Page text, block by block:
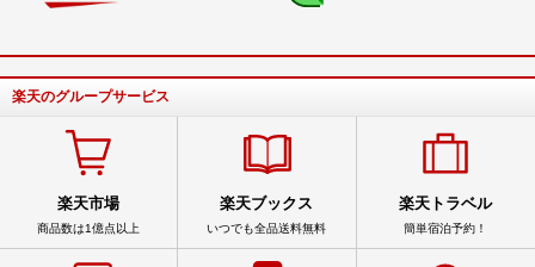
楽天のグループサービス
楽天市場
商品数は1億点以上
楽天ブックス
いつでも全品送料無料
楽天トラベル
簡単宿泊予約！